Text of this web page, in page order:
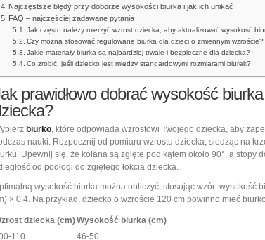
Najczęstsze błędy przy doborze wysokości biurka i jak ich unikać
FAQ – najczęściej zadawane pytania
Jak często należy mierzyć wzrost dziecka, aby aktualizować wysokość
Czy można stosować regulowane biurka dla dzieci o zmiennym wzroście?
Jakie materiały biurka są najbardziej trwałe i bezpieczne dla dziecka?
Co zrobić, jeśli dziecko jest między standardowymi rozmiarami biurek?
prawidłowo dobrać wysokość
biurko, które odpowiada wzrostowi Twojego dziecka, aby
nauki. Rozpocznij od pomiaru wzrostu dziecka, siedząc na
Upewnij się, że kolana są zgięte pod kątem około 90°, a stopy
od podłogi do zgiętego łokcia dziecka.
wysokość biurka można obliczyć, stosując wzór: wysokość
× 0,4. Na przykład, dziecko o wzroście 120 cm powinno mieć
dziecka (cm)Wysokość biurka (cm)
110
46-50